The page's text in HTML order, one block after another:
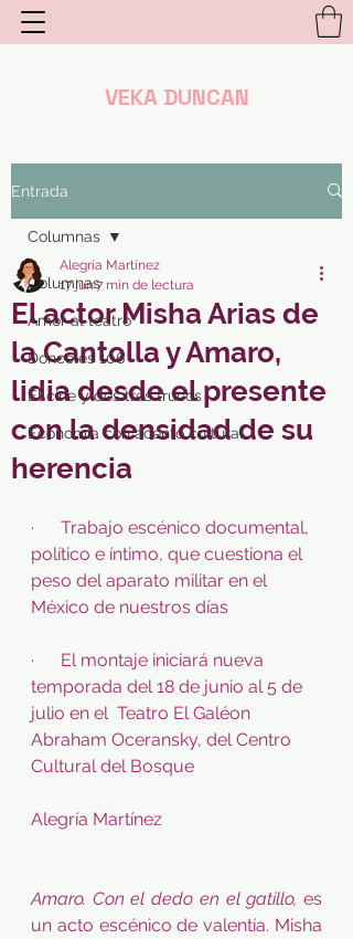
VEKA DUNCAN
Entrada
Columnas
Amor al teatro
Donceles 106
El cine y dos tres trucos
Economía con acento cultural
Columnas
El actor Misha Arias de
la Cantolla y Amaro,
lidia desde el presente
con la densidad de su
herencia
Alegría Martínez
17 jun7 min de lectura
·      Trabajo escénico documental,
político e íntimo, que cuestiona el
peso del aparato militar en el
México de nuestros días
·      El montaje iniciará nueva
temporada del 18 de junio al 5 de
julio en el  Teatro El Galéon
Abraham Oceransky, del Centro
Cultural del Bosque
Alegría Martínez
Amaro. Con el dedo en el gatillo, es
un acto escénico de valentía. Misha